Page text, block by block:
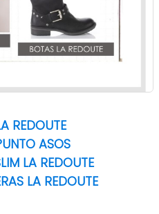
REDOUTE
ASOS
LA REDOUTE
LA REDOUTE